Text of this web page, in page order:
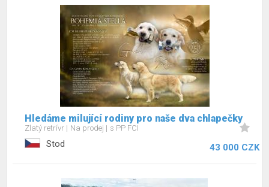
Hledáme milující rodiny pro naše dva chlapečky
Zlatý retrívr Na prodej s PP FCI
Stod 43 000 CZK